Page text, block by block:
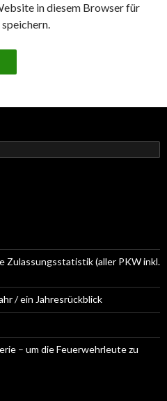
in diesem Browser für
Zulassungsstatistik (aller PKW inkl.
/ ein Jahresrückblick
– um die Feuerwehrleute zu